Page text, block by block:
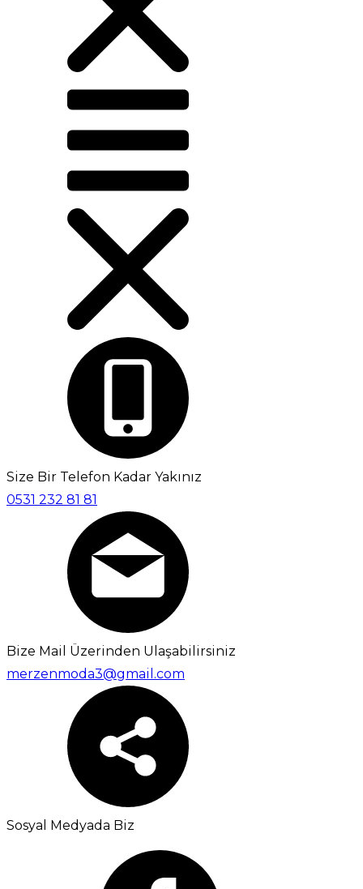
Size Bir Telefon Kadar Yakınız
0531 232 81 81
Bize Mail Üzerinden Ulaşabilirsiniz
merzenmoda3@gmail.com
Sosyal Medyada Biz